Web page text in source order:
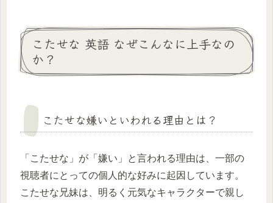
こたせな 英語 なぜこんなに上手なの
か？
こたせな嫌いといわれる理由とは？
「こたせな」が「嫌い」と言われる理由は、一部の
視聴者にとっての個人的な好みに起因しています。
こたせな兄妹は、明るく元気なキャラクターで親し